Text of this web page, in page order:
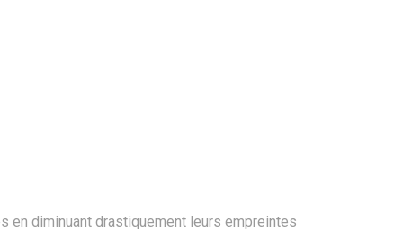
diminuant drastiquement leurs empreintes